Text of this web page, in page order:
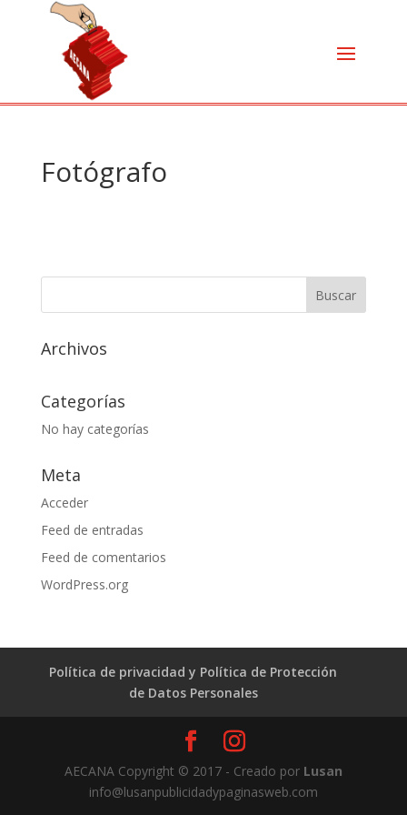
Fotógrafo
Archivos
Categorías
No hay categorías
Meta
Acceder
Feed de entradas
Feed de comentarios
WordPress.org
Política de privacidad y Política de Protección
de Datos Personales
AECANA Copyright © 2017 - Creado porLusan
info@lusanpublicidadypaginasweb.com